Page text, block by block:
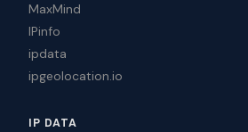
MaxMind
IPinfo
ipdata
ipgeolocation.io
IP DATA